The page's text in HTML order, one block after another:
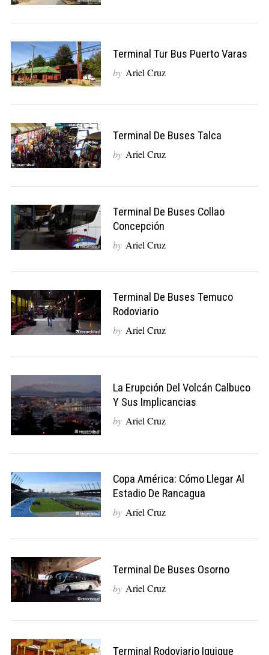
Terminal Tur Bus Puerto Varas
by Ariel Cruz
Terminal De Buses Talca
by Ariel Cruz
Terminal De Buses Collao
Concepción
by Ariel Cruz
Terminal De Buses Temuco
Rodoviario
by Ariel Cruz
La Erupción Del Volcán Calbuco
Y Sus Implicancias
by Ariel Cruz
Copa América: Cómo Llegar Al
Estadio De Rancagua
by Ariel Cruz
Terminal De Buses Osorno
by Ariel Cruz
Terminal Rodoviario Iquique